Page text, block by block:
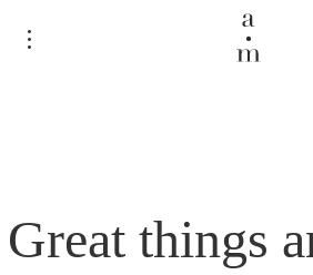
Great things